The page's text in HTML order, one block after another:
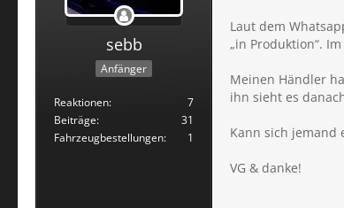
sebb
Anfänger
Reaktionen
7
Beiträge
31
Fahrzeugbestellungen
1
Laut dem
„in Produktion“.
Meinen Händler
ihn sieht es
Kann sich jemand
VG & danke!